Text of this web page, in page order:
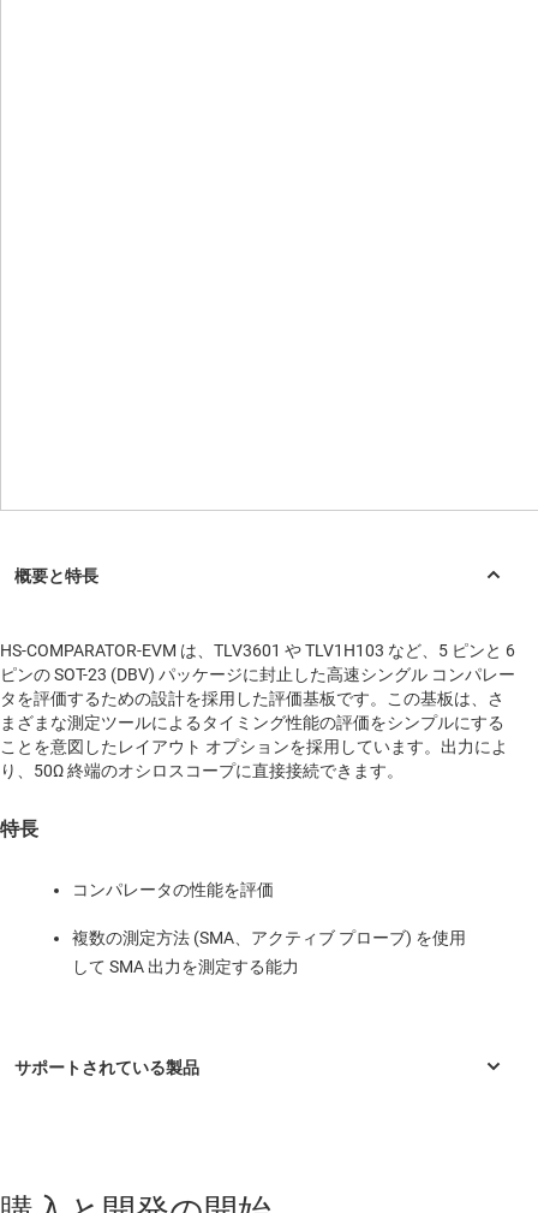
HS-COMPARATOR-EVM は、TLV3601 や TLV1H103 など、5 ピンと 6
ピンの SOT-23 (DBV) パッケージに封止した高速シングル コンパレー
タを評価するための設計を採用した評価基板です。この基板は、さ
まざまな測定ツールによるタイミング性能の評価をシンプルにする
ことを意図したレイアウト オプションを採用しています。出力によ
り、50Ω 終端のオシロスコープに直接接続できます。
特長
コンパレータの性能を評価
複数の測定方法 (SMA、アクティブ プローブ) を使用
して SMA 出力を測定する能力
TLV1H103-SEP — Radiation-tolerant, 2.5ns single-channel